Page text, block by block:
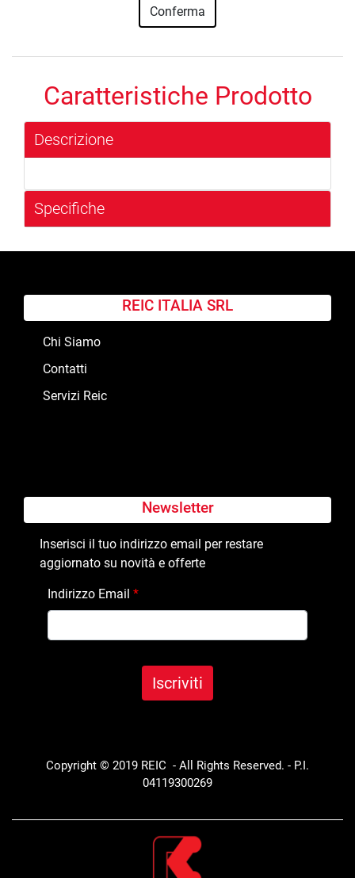
Caratteristiche Prodotto
Descrizione
Specifiche
REIC ITALIA SRL
Chi Siamo
Contatti
Servizi Reic
Newsletter
Inserisci il tuo indirizzo email per restare
aggiornato su novità e offerte
Indirizzo Email *
Copyright © 2019 REIC - All Rights Reserved. - P.I.
04119300269